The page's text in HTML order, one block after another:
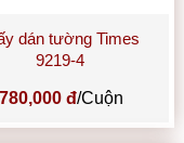
dán tường Times
9219-4
780,000 đ/Cuộn